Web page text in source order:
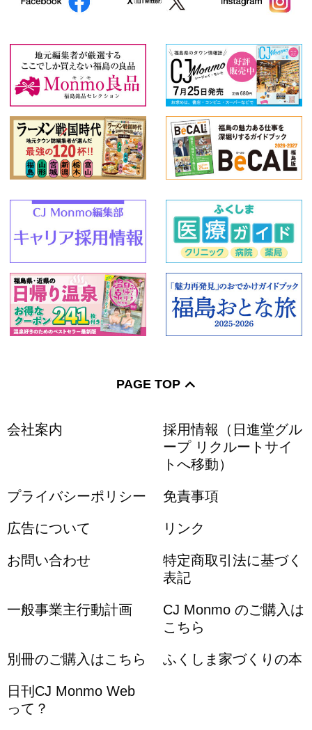
PAGE TOP
会社案内
採用情報（日進堂グル
ープ リクルートサイ
トへ移動）
プライバシーポリシー 免責事項
広告について リンク
お問い合わせ
特定商取引法に基づく
表記
一般事業主行動計画
CJ Monmo のご購入は
こちら
別冊のご購入はこちら ふくしま家づくりの本
日刊CJ Monmo Web
って？